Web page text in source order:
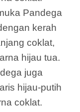
Pandega
kerah
coklat,
hijau tua.
juga
hijau-putih
coklat.